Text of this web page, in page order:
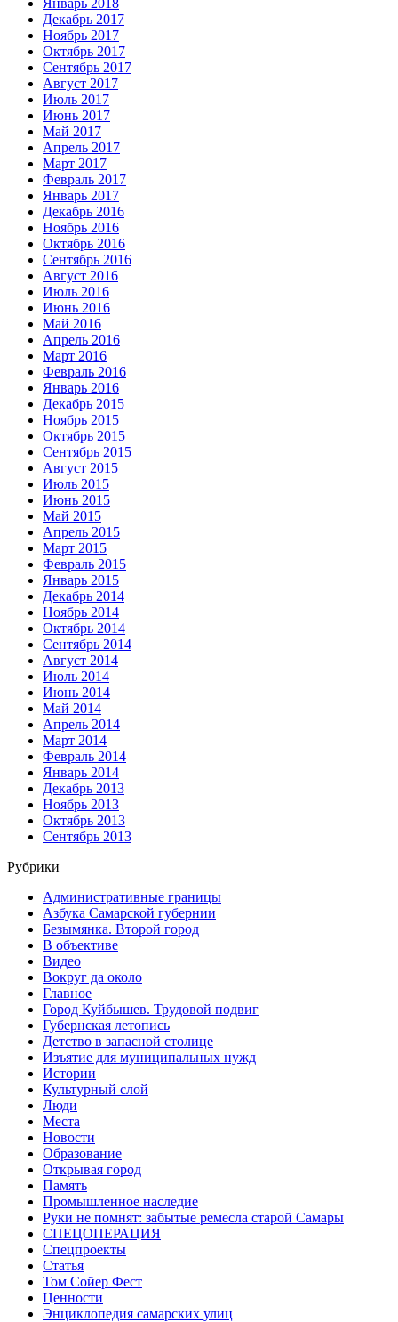
Декабрь 2017
Ноябрь 2017
Октябрь 2017
Сентябрь 2017
Август 2017
Июль 2017
Июнь 2017
Май 2017
Апрель 2017
Март 2017
Февраль 2017
Январь 2017
Декабрь 2016
Ноябрь 2016
Октябрь 2016
Сентябрь 2016
Август 2016
Июль 2016
Июнь 2016
Май 2016
Апрель 2016
Март 2016
Февраль 2016
Январь 2016
Декабрь 2015
Ноябрь 2015
Октябрь 2015
Сентябрь 2015
Август 2015
Июль 2015
Июнь 2015
Май 2015
Апрель 2015
Март 2015
Февраль 2015
Январь 2015
Декабрь 2014
Ноябрь 2014
Октябрь 2014
Сентябрь 2014
Август 2014
Июль 2014
Июнь 2014
Май 2014
Апрель 2014
Март 2014
Февраль 2014
Январь 2014
Декабрь 2013
Ноябрь 2013
Октябрь 2013
Сентябрь 2013
Рубрики
Административные границы
Азбука Самарской губернии
Безымянка. Второй город
В объективе
Видео
Вокруг да около
Главное
Город Куйбышев. Трудовой подвиг
Губернская летопись
Детство в запасной столице
Изъятие для муниципальных нужд
Истории
Культурный слой
Люди
Места
Новости
Образование
Открывая город
Память
Промышленное наследие
Руки не помнят: забытые ремесла старой Самары
СПЕЦОПЕРАЦИЯ
Спецпроекты
Статья
Том Сойер Фест
Ценности
Энциклопедия самарских улиц